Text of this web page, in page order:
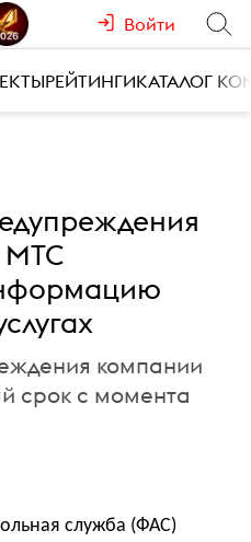
Войти
РЕЙТИНГИКАТАЛОГ
МТС
компании
срок с момента
служба (ФАС)